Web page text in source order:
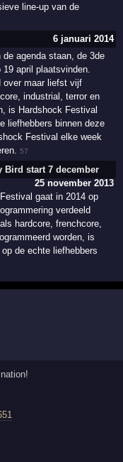
line-up van de
6 januari 2014
agenda staan, de 3de
april plaatsvinden.
over maar liefst vijf
industrial, terror en
is Hardshock Festival
liefhebbers binnen deze
Festival elke week
57
Bird start 7 december
25 november 2013
gaat in 2014 op
verdeeld
hardcore, frenchcore,
worden, is
de echte liefhebbers